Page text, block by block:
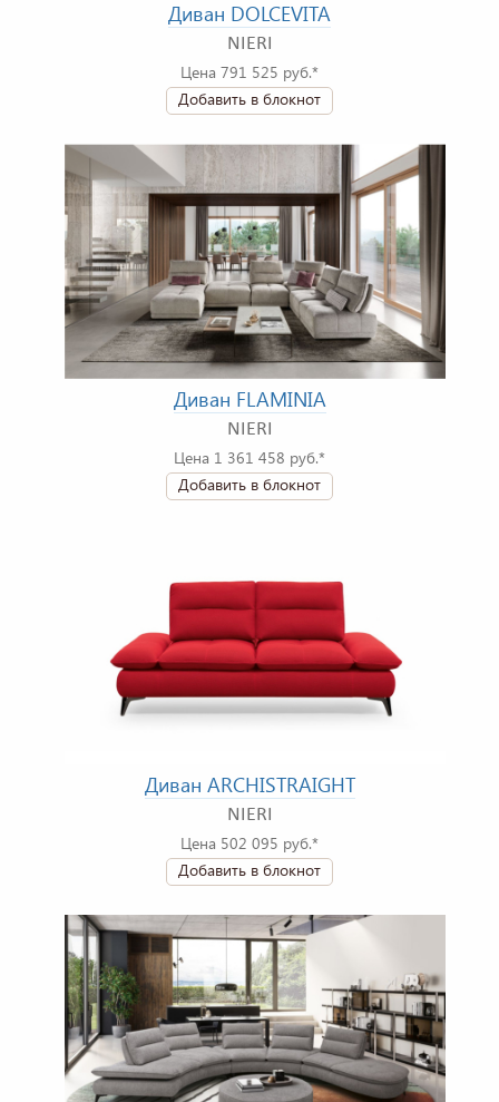
Диван DOLCEVITA
NIERI
Цена 791 525 руб.*
Добавить в блокнот
Диван FLAMINIA
NIERI
Цена 1 361 458 руб.*
Добавить в блокнот
Диван ARCHISTRAIGHT
NIERI
Цена 502 095 руб.*
Добавить в блокнот